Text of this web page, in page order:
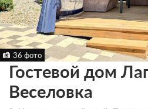
36 фото
Гостевой дом
Веселовка